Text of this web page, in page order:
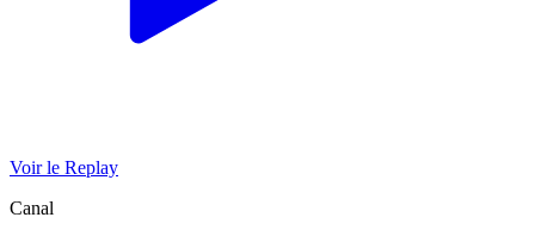
Voir le Replay
Canal